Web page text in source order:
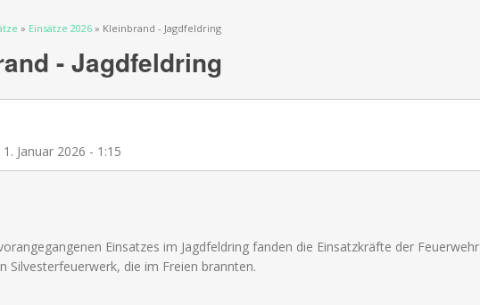
» Einsätze 2026 » Kleinbrand - Jagdfeldring
- Jagdfeldring
Januar 2026 - 1:15
Einsatzes im Jagdfeldring fanden die Einsatzkräfte der Feuerwehr
Silvesterfeuerwerk, die im Freien brannten.